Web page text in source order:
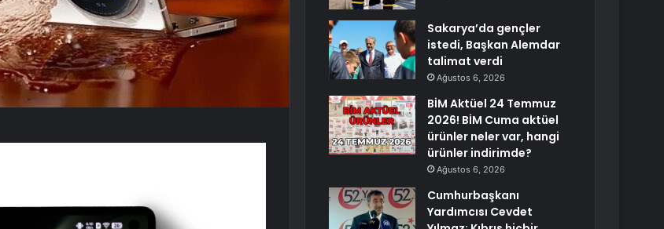
Sakarya’da gençler
istedi, Başkan Alemdar
talimat verdi
Ağustos 6, 2026
BİM Aktüel 24 Temmuz
2026! BİM Cuma aktüel
ürünler neler var, hangi
ürünler indirimde?
Ağustos 6, 2026
Cumhurbaşkanı
Yardımcısı Cevdet